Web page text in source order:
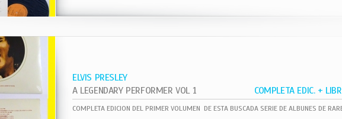
ELVIS PRESLEY
A LEGENDARY PERFORMER VOL 1